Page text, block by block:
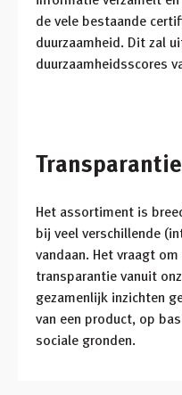
de vele bestaande
duurzaamheid. Dit zal
duurzaamheidsscores
Het assortiment is
bij veel verschillende
vandaan. Het vraagt
transparantie vanuit
gezamenlijk inzichten
van een product, op
sociale gronden.